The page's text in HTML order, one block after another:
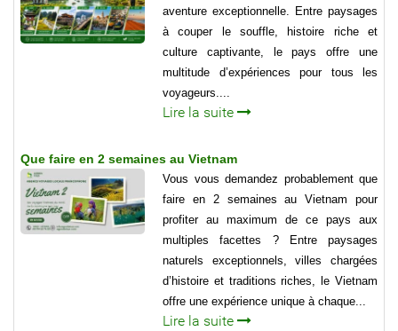
aventure exceptionnelle. Entre paysages
à couper le souffle, histoire riche et
culture captivante, le pays offre une
multitude d’expériences pour tous les
voyageurs....
Lire la suite
Que faire en 2 semaines au Vietnam
Vous vous demandez probablement que
faire en 2 semaines au Vietnam pour
profiter au maximum de ce pays aux
multiples facettes ? Entre paysages
naturels exceptionnels, villes chargées
d’histoire et traditions riches, le Vietnam
offre une expérience unique à chaque...
Lire la suite